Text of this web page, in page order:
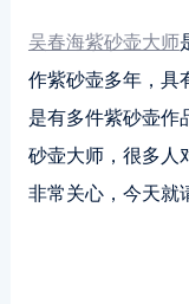
吴春海紫砂壶大师
作紫砂壶多年，具
是有多件紫砂壶作
砂壶大师，很多人
非常关心，今天就